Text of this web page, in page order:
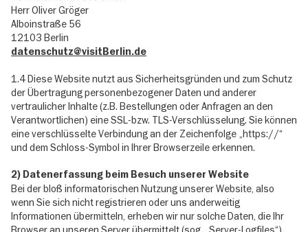
Herr Oliver Gröger
Alboinstraße 56
12103 Berlin
datenschutz@visitBerlin.de
1.4 Diese Website nutzt aus Sicherheitsgründen und zum Schutz
der Übertragung personenbezogener Daten und anderer
vertraulicher Inhalte (z.B. Bestellungen oder Anfragen an den
Verantwortlichen) eine SSL-bzw. TLS-Verschlüsselung. Sie können
eine verschlüsselte Verbindung an der Zeichenfolge „https://“
und dem Schloss-Symbol in Ihrer Browserzeile erkennen.
2) Datenerfassung beim Besuch unserer Website
Bei der bloß informatorischen Nutzung unserer Website, also
wenn Sie sich nicht registrieren oder uns anderweitig
Informationen übermitteln, erheben wir nur solche Daten, die Ihr